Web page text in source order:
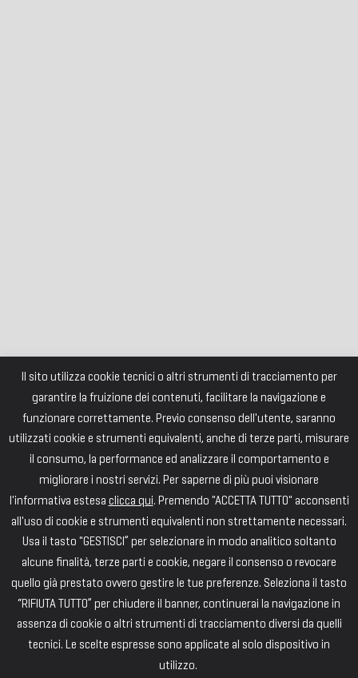
Il sito utilizza cookie tecnici o altri strumenti di tracciamento per
garantire la fruizione dei contenuti, facilitare la navigazione e
funzionare correttamente. Previo consenso dell'utente, saranno
utilizzati cookie e strumenti equivalenti, anche di terze parti, misurare
il consumo, la performance ed analizzare il comportamento e
migliorare i nostri servizi. Per saperne di più puoi visionare
l'informativa estesa clicca qui. Premendo "ACCETTA TUTTO" acconsenti
all'uso di cookie e strumenti equivalenti non strettamente necessari.
Usa il tasto "GESTISCI” per selezionare in modo analitico soltanto
alcune finalità, terze parti e cookie, negare il consenso o revocare
quello già prestato ovvero gestire le tue preferenze. Seleziona il tasto
“RIFIUTA TUTTO” per chiudere il banner, continuerai la navigazione in
assenza di cookie o altri strumenti di tracciamento diversi da quelli
tecnici. Le scelte espresse sono applicate al solo dispositivo in
utilizzo.